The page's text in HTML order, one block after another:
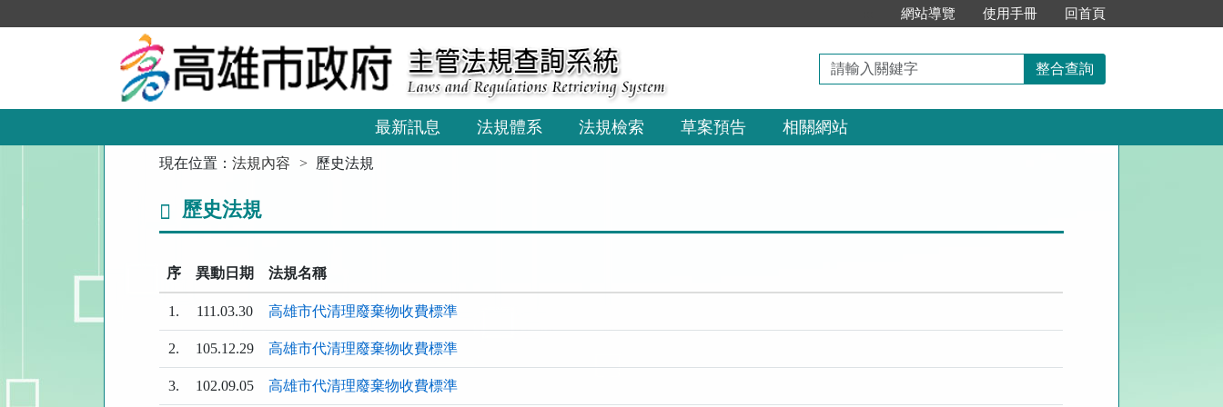
到
網站導覽 使用手冊 回首頁
請
輸
入
關
鍵
整合查詢
最新訊息 法規體系 法規檢索 草案預告 相關網站
現在位置：法規內容 歷史法規
歷史法規
序 異動日期 法規名稱
1. 111.03.30 高雄市代清理廢棄物收費標準
2. 105.12.29 高雄市代清理廢棄物收費標準
3. 102.09.05 高雄市代清理廢棄物收費標準